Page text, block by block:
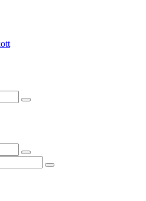
Sök
Sök
Sök